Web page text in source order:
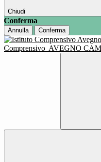
Chiudi
Conferma
Annulla Conferma
Comprensivo AVEGNO